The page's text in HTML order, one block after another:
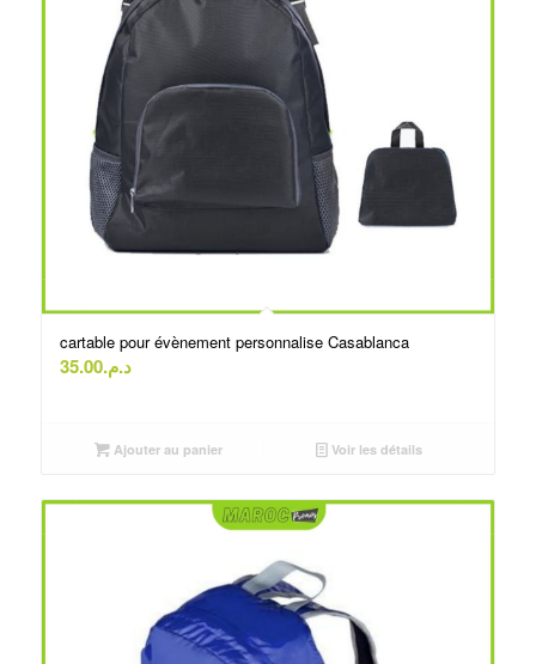
cartable pour évènement personnalise Casablanca
د.م.35.00
Ajouter au panier Voir les détails